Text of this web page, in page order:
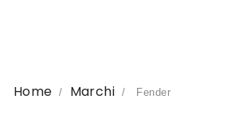
Home Marchi Fender